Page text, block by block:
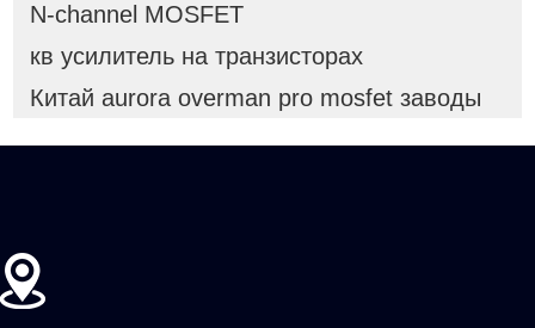
N-channel MOSFET
кв усилитель на транзисторах
Китай aurora overman pro mosfet заводы